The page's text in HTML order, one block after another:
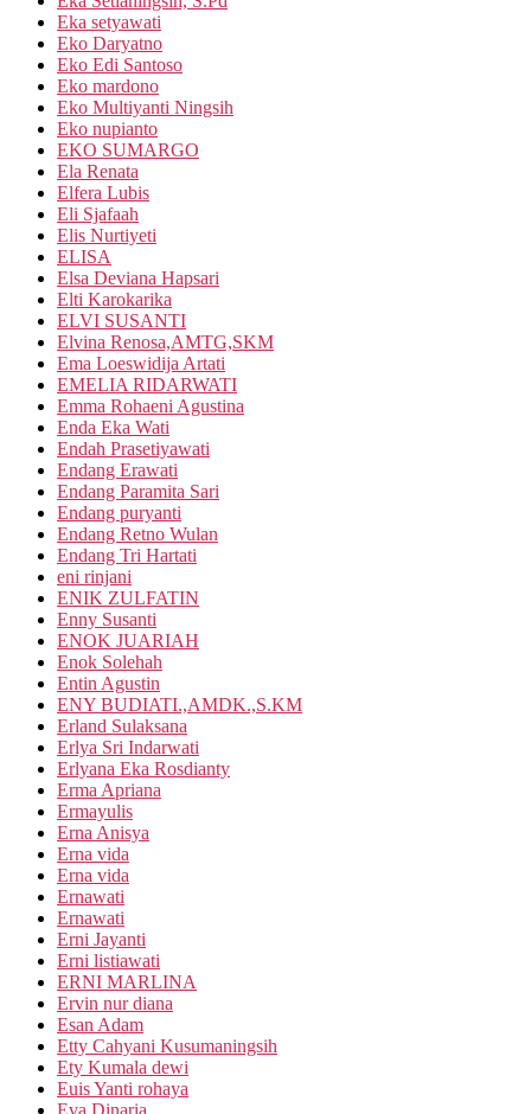
Eka setyawati
Eko Daryatno
Eko Edi Santoso
Eko mardono
Eko Multiyanti Ningsih
Eko nupianto
EKO SUMARGO
Ela Renata
Elfera Lubis
Eli Sjafaah
Elis Nurtiyeti
ELISA
Elsa Deviana Hapsari
Elti Karokarika
ELVI SUSANTI
Elvina Renosa,AMTG,SKM
Ema Loeswidija Artati
EMELIA RIDARWATI
Emma Rohaeni Agustina
Enda Eka Wati
Endah Prasetiyawati
Endang Erawati
Endang Paramita Sari
Endang puryanti
Endang Retno Wulan
Endang Tri Hartati
eni rinjani
ENIK ZULFATIN
Enny Susanti
ENOK JUARIAH
Enok Solehah
Entin Agustin
ENY BUDIATI.,AMDK.,S.KM
Erland Sulaksana
Erlya Sri Indarwati
Erlyana Eka Rosdianty
Erma Apriana
Ermayulis
Erna Anisya
Erna vida
Erna vida
Ernawati
Ernawati
Erni Jayanti
Erni listiawati
ERNI MARLINA
Ervin nur diana
Esan Adam
Etty Cahyani Kusumaningsih
Ety Kumala dewi
Euis Yanti rohaya
Eva Dinaria